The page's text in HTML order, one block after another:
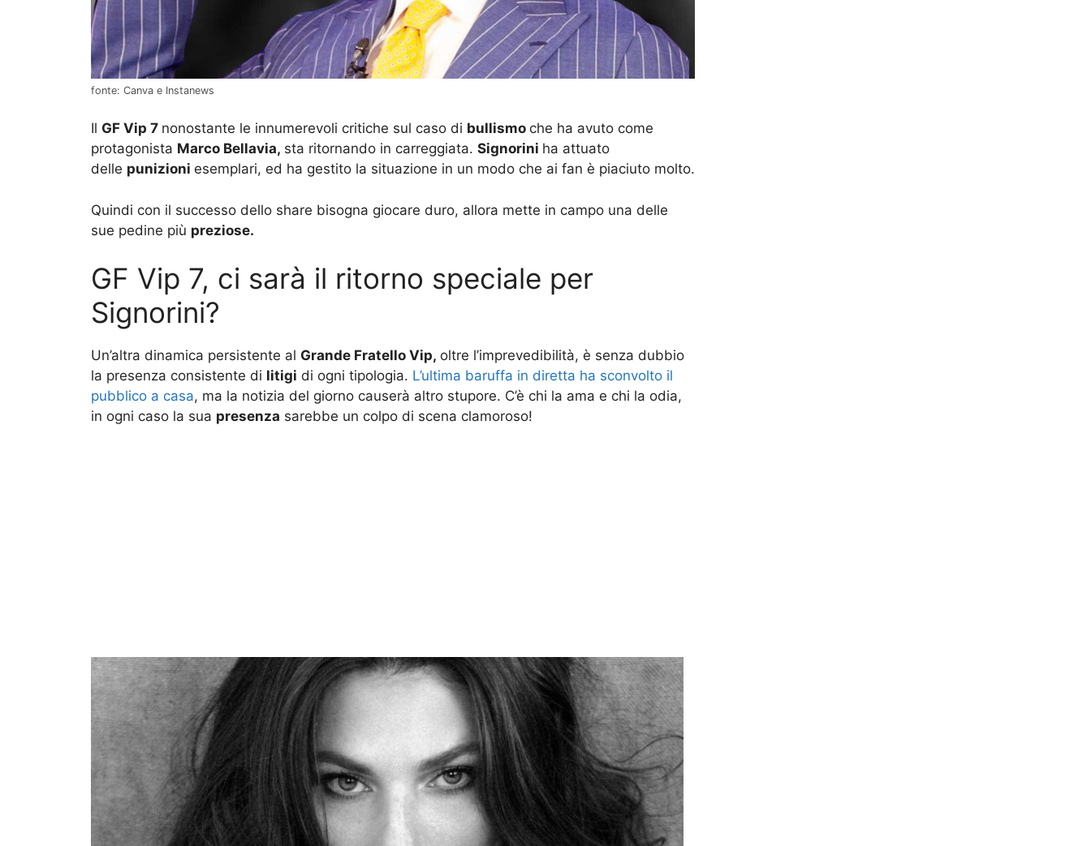
fonte: Canva e Instanews
Il GF Vip 7 nonostante le innumerevoli critiche sul caso di bullismo che ha avuto come
protagonista Marco Bellavia, sta ritornando in carreggiata. Signorini ha attuato
delle punizioni esemplari, ed ha gestito la situazione in un modo che ai fan è piaciuto molto.
Quindi con il successo dello share bisogna giocare duro, allora mette in campo una delle
sue pedine più preziose.
GF Vip 7, ci sarà il ritorno speciale per
Signorini?
Un’altra dinamica persistente al Grande Fratello Vip, oltre l’imprevedibilità, è senza dubbio
la presenza consistente di litigi di ogni tipologia. L’ultima baruffa in diretta ha sconvolto il
pubblico a casa, ma la notizia del giorno causerà altro stupore. C’è chi la ama e chi la odia,
in ogni caso la sua presenza sarebbe un colpo di scena clamoroso!